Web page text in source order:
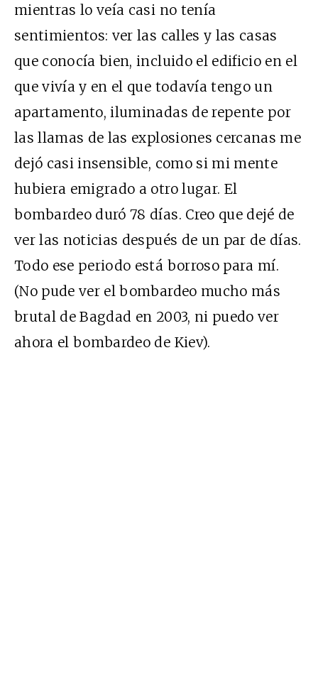
mientras lo veía casi no tenía
sentimientos: ver las calles y las casas
que conocía bien, incluido el edificio en el
que vivía y en el que todavía tengo un
apartamento, iluminadas de repente por
las llamas de las explosiones cercanas me
dejó casi insensible, como si mi mente
hubiera emigrado a otro lugar. El
bombardeo duró 78 días. Creo que dejé de
ver las noticias después de un par de días.
Todo ese periodo está borroso para mí.
(No pude ver el bombardeo mucho más
brutal de Bagdad en 2003, ni puedo ver
ahora el bombardeo de Kiev).